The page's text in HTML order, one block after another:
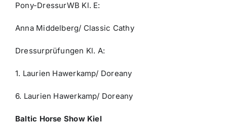
Pony-DressurWB Kl. E:
Anna Middelberg/ Classic Cathy
Dressurprüfungen Kl. A:
1. Laurien Hawerkamp/ Doreany
6. Laurien Hawerkamp/ Doreany
Baltic Horse Show Kiel